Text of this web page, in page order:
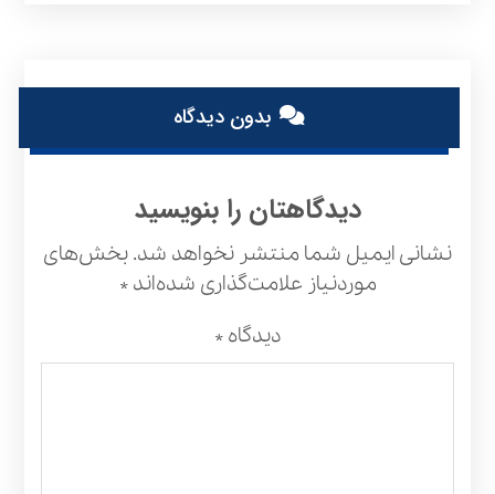
بدون دیدگاه
دیدگاهتان را بنویسید
نشانی ایمیل شما منتشر نخواهد شد.بخش‌های
موردنیاز علامت‌گذاری شده‌اند*
دیدگاه*